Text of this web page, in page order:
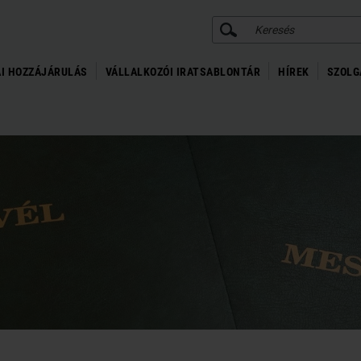
KERESÉS
HOZZÁJÁRULÁS VÁLLALKOZÓI IRATSABLONTÁR HÍREK